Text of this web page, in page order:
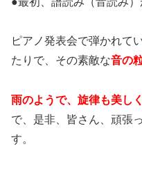
ピアノ発表会で弾かれて
たりで、その素敵な音の
雨のようで、旋律も美し
で、是非、皆さん、頑張
す。